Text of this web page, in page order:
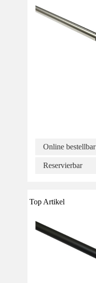
Online bestellbar
Reservierbar
Top Artikel